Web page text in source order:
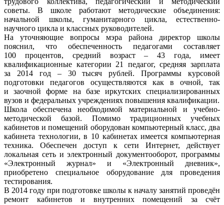
советы. В школе работают методические объединения:
начальной школы, гуманитарного цикла, естественно-
научного цикла и классных руководителей.
На уточняющие вопросы мэра района директор школы
пояснил, что обеспеченность педагогами составляет
100 процентов, средний возраст – 43 года, имеет
квалификационные категории 21 педагог, средняя зарплата
за 2014 год – 30 тысяч рублей. Программы курсовой
подготовки педагогов осуществляются как в очной, так
и заочной форме на базе иркутских специализированных
вузов и федеральных учреждениях повышения квалификации.
Школа обеспечена необходимой материальной и учебно-
методической базой. Помимо традиционных учебных
кабинетов и помещений оборудован компьютерный класс, два
кабинета технологии, в 10 кабинетах имеется компьютерная
техника. Обеспечен доступ к сети Интернет, действует
локальная сеть и электронный документооборот, программы
«Электронный журнал» и «Электронный дневник»,
приобретено специальное оборудование для проведения
тестирования.
В 2014 году при подготовке школы к началу занятий проведён
ремонт кабинетов и внутренних помещений за счёт